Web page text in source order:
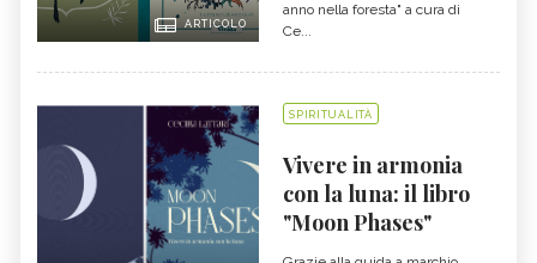
ARTICOLO
anno nella foresta" a cura di
Ce...
SPIRITUALITÀ
Vivere in armonia
con la luna: il libro
"Moon Phases"